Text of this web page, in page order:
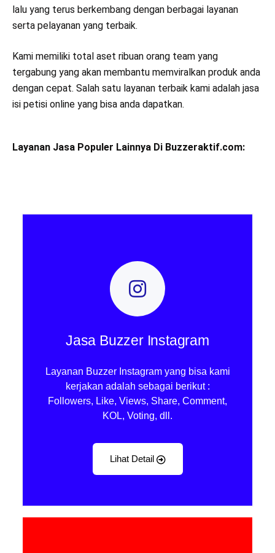
lalu yang terus berkembang dengan berbagai layanan
serta pelayanan yang terbaik.
Kami memiliki total aset ribuan orang team yang
tergabung yang akan membantu memviralkan produk anda
dengan cepat. Salah satu layanan terbaik kami adalah jasa
isi petisi online yang bisa anda dapatkan.
Layanan Jasa Populer Lainnya Di Buzzeraktif.com:
Jasa Buzzer Instagram
Layanan Buzzer Instagram yang bisa kami
kerjakan adalah sebagai berikut :
Followers, Like, Views, Share, Comment,
KOL, Voting, dll.
Lihat Detail